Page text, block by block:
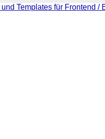
Templates für Frontend /